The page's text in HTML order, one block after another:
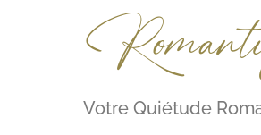
Votre Quiétude